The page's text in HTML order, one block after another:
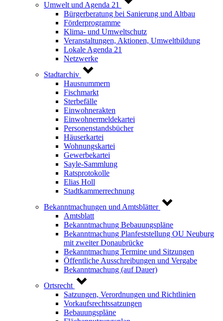
Umwelt und Agenda 21
Bürgerberatung bei Sanierung und Altbau
Förderprogramme
Klima- und Umweltschutz
Veranstaltungen, Aktionen, Umweltbildung
Lokale Agenda 21
Netzwerke
Stadtarchiv
Hausnummern
Fischmarkt
Sterbefälle
Einwohnerakten
Einwohnermeldekartei
Personenstandsbücher
Häuserkartei
Wohnungskartei
Gewerbekartei
Sayle-Sammlung
Ratsprotokolle
Elias Holl
Stadtkammerrechnung
Bekanntmachungen und Amtsblätter
Amtsblatt
Bekanntmachung Bebauungspläne
Bekanntmachung Planfeststellung OU Neuburg
mit zweiter Donaubrücke
Bekanntmachung Termine und Sitzungen
Öffentliche Ausschreibungen und Vergabe
Bekanntmachung (auf Dauer)
Ortsrecht
Satzungen, Verordnungen und Richtlinien
Vorkaufsrechtssatzungen
Bebauungspläne